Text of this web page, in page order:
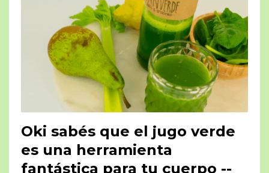
Oki sabés que el jugo verde
es una herramienta
fantástica para tu cuerpo --